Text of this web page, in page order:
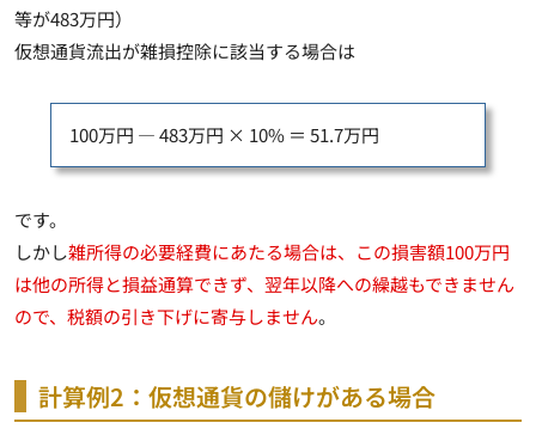
等が483万円）
仮想通貨流出が雑損控除に該当する場合は
100万円 ― 483万円 × 10% ＝ 51.7万円
です。
しかし雑所得の必要経費にあたる場合は、この損害額100万円
は他の所得と損益通算できず、翌年以降への繰越もできません
ので、税額の引き下げに寄与しません。
計算例2：仮想通貨の儲けがある場合